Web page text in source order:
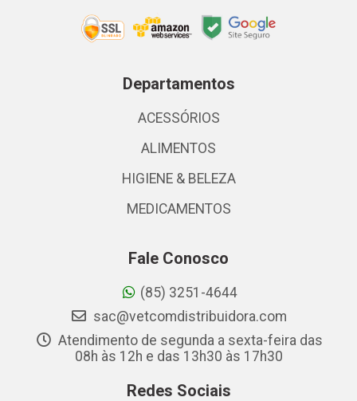
Departamentos
ACESSÓRIOS
ALIMENTOS
HIGIENE & BELEZA
MEDICAMENTOS
Fale Conosco
(85) 3251-4644
sac@vetcomdistribuidora.com
Atendimento de segunda a sexta-feira das
08h às 12h e das 13h30 às 17h30
Redes Sociais